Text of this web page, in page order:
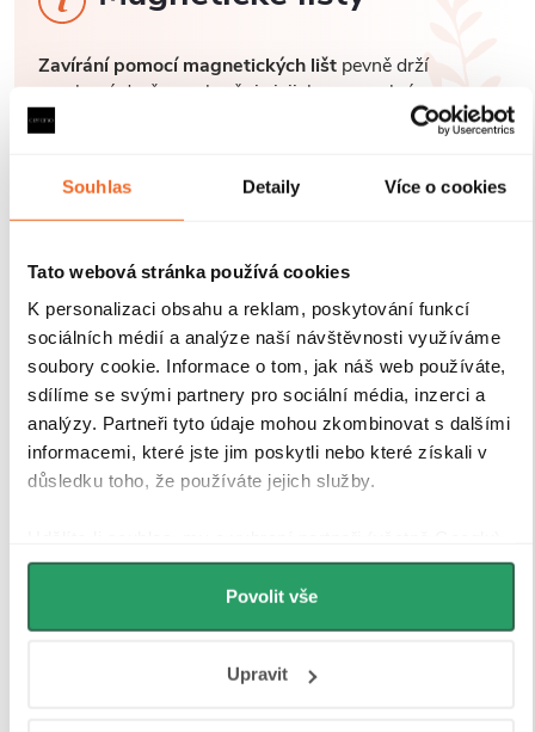
Souhlas Detaily Více o cookies
Tato webová stránka používá cookies
K personalizaci obsahu a reklam, poskytování funkcí
sociálních médií a analýze naší návštěvnosti využíváme
soubory cookie. Informace o tom, jak náš web používáte,
sdílíme se svými partnery pro sociální média, inzerci a
analýzy. Partneři tyto údaje mohou zkombinovat s dalšími
informacemi, které jste jim poskytli nebo které získali v
důsledku toho, že používáte jejich služby.
můžeme používat cookies pro analytiku a
personalizovanou reklamu. Jak Google zpracovává
osobní údaje najdete na stránkách
Povolit vše
Upravit
Zavírání pomocí magnetických lišt pevně drží
sprchové dveře a zabraňuje jejich samovolnému
otevírání. Lišty jsou umístěny na hraně dveří a rámu
nebo mezi dvěma skleněnými křídly, kde magnety